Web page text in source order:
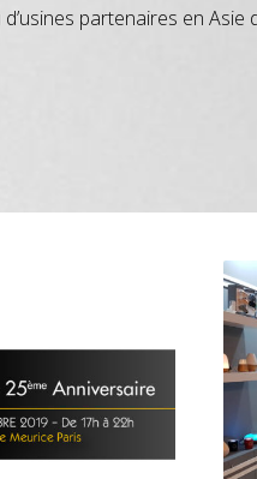
partenaires en Asie